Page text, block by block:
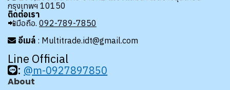
กรุงเทพฯ 10150
ติดต่อเรา
📲มือถือ. 092-789-7850
อีเมล์ : Multitrade.idt@gmail.com
Line Official
: @m-0927897850
About